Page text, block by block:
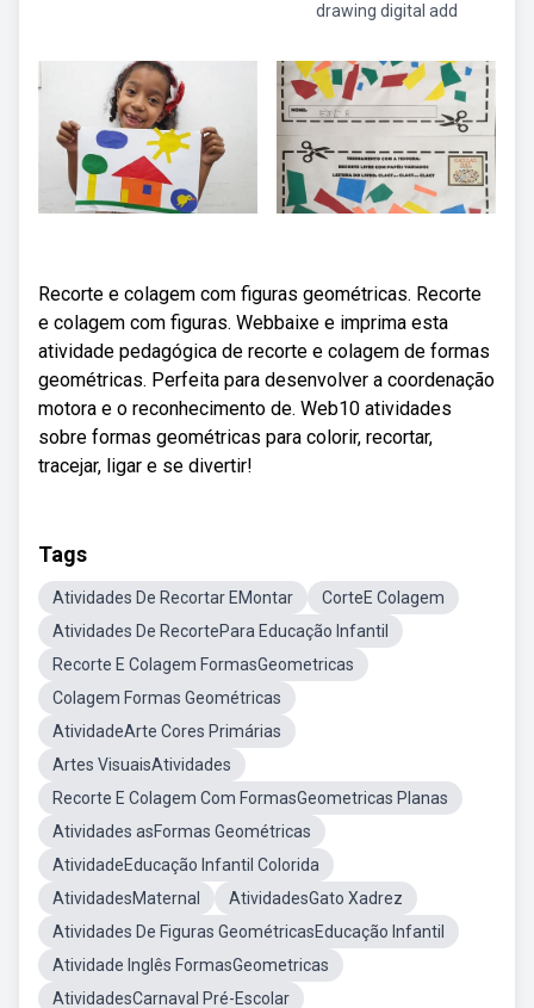
drawing digital add
Recorte e colagem com figuras geométricas. Recorte
e colagem com figuras. Webbaixe e imprima esta
atividade pedagógica de recorte e colagem de formas
geométricas. Perfeita para desenvolver a coordenação
motora e o reconhecimento de. Web10 atividades
sobre formas geométricas para colorir, recortar,
tracejar, ligar e se divertir!
Tags
Atividades De Recortar EMontar
CorteE Colagem
Atividades De RecortePara Educação Infantil
Recorte E Colagem FormasGeometricas
Colagem Formas Geométricas
AtividadeArte Cores Primárias
Artes VisuaisAtividades
Recorte E Colagem Com FormasGeometricas Planas
Atividades asFormas Geométricas
AtividadeEducação Infantil Colorida
AtividadesMaternal
AtividadesGato Xadrez
Atividades De Figuras GeométricasEducação Infantil
Atividade Inglês FormasGeometricas
AtividadesCarnaval Pré-Escolar